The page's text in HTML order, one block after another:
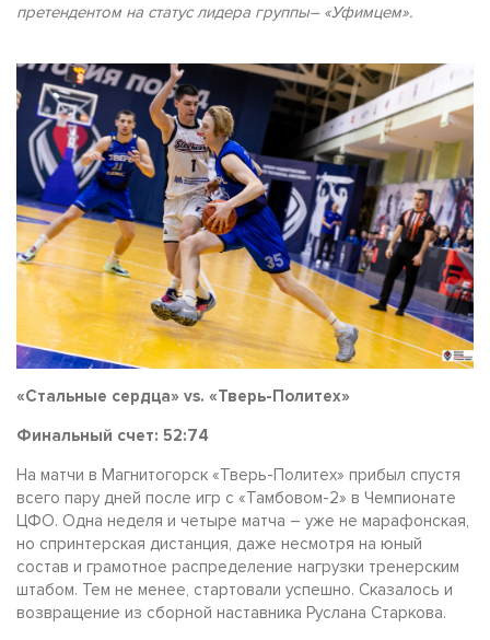
претендентом на статус лидера группы– «Уфимцем».
«Стальные сердца» vs. «Тверь-Политех»
Финальный счет: 52:74
На матчи в Магнитогорск «Тверь-Политех» прибыл спустя
всего пару дней после игр с «Тамбовом-2» в Чемпионате
ЦФО. Одна неделя и четыре матча – уже не марафонская,
но спринтерская дистанция, даже несмотря на юный
состав и грамотное распределение нагрузки тренерским
штабом. Тем не менее, стартовали успешно. Сказалось и
возвращение из сборной наставника Руслана Старкова.